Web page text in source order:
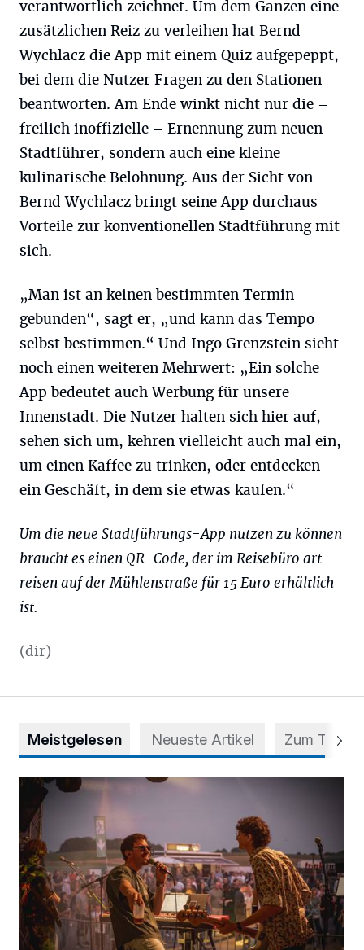
verantwortlich zeichnet. Um dem Ganzen eine
zusätzlichen Reiz zu verleihen hat Bernd
Wychlacz die App mit einem Quiz aufgepeppt,
bei dem die Nutzer Fragen zu den Stationen
beantworten. Am Ende winkt nicht nur die –
freilich inoffizielle – Ernennung zum neuen
Stadtführer, sondern auch eine kleine
kulinarische Belohnung. Aus der Sicht von
Bernd Wychlacz bringt seine App durchaus
Vorteile zur konventionellen Stadtführung mit
sich.
„Man ist an keinen bestimmten Termin
gebunden“, sagt er, „und kann das Tempo
selbst bestimmen.“ Und Ingo Grenzstein sieht
noch einen weiteren Mehrwert: „Ein solche
App bedeutet auch Werbung für unsere
Innenstadt. Die Nutzer halten sich hier auf,
sehen sich um, kehren vielleicht auch mal ein,
um einen Kaffee zu trinken, oder entdecken
ein Geschäft, in dem sie etwas kaufen.“
Um die neue Stadtführungs-App nutzen zu können
braucht es einen QR-Code, der im Reisebüro art
reisen auf der Mühlenstraße für 15 Euro erhältlich
ist.
(dir)
Meistgelesen Neueste Artikel Zum Thema
Mehr als nur ein Festival